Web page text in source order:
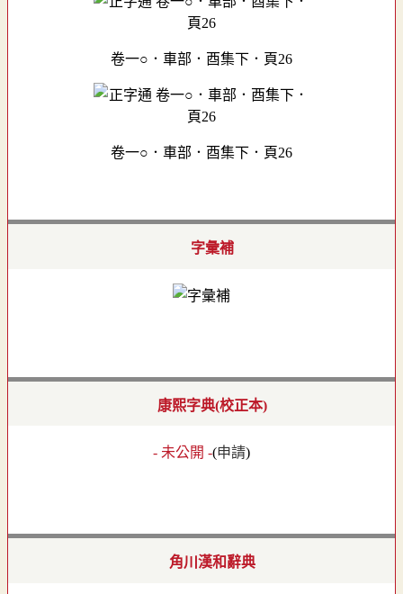
卷一○．車部．酉集下．頁26
卷一○．車部．酉集下．頁26
字彙補
康熙字典(校正本)
- 未公開 -(申請)
角川漢和辭典